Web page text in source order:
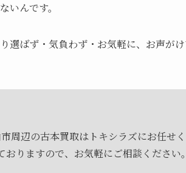
いんです。
選ばず・気負わず・お気軽に、お声が
周辺の古本買取はトキシラズにお任せ
おりますので、お気軽にご相談ください